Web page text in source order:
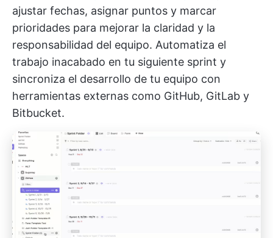
ajustar fechas, asignar puntos y marcar
prioridades para mejorar la claridad y la
responsabilidad del equipo. Automatiza el
trabajo inacabado en tu siguiente sprint y
sincroniza el desarrollo de tu equipo con
herramientas externas como GitHub, GitLab y
Bitbucket.